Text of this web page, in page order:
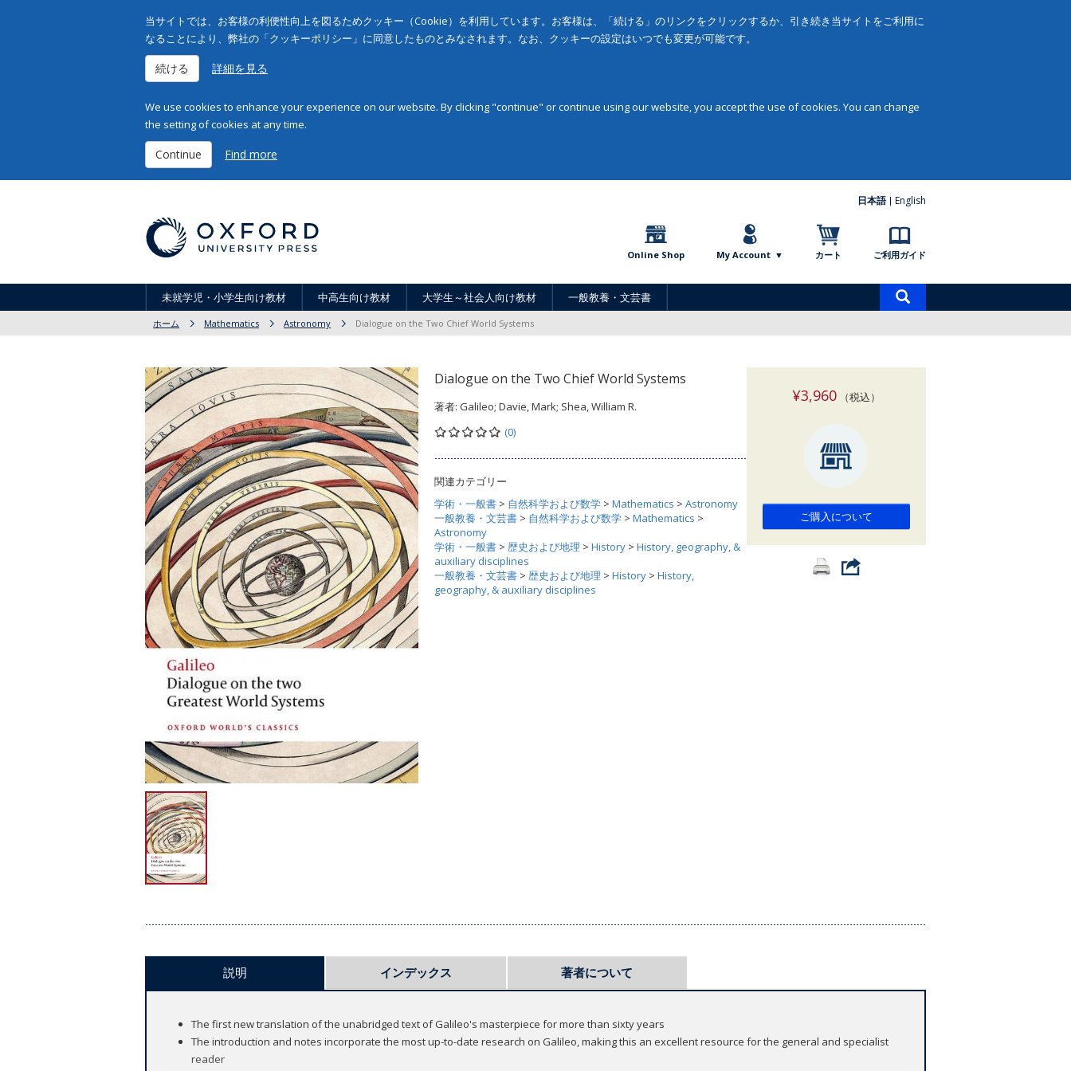
当サイトでは、お客様の利便性向上を図るためクッキー（Cookie）を利用しています。お客様は、「続ける」のリンクをクリックするか、引き続き当サイトをご利用に
なることにより、弊社の「クッキーポリシー」に同意したものとみなされます。なお、クッキーの設定はいつでも変更が可能です。
続ける 詳細を見る
We use cookies to enhance your experience on our website. By clicking "continue" or continue using our website, you accept the use of cookies. You can change
the setting of cookies at any time.
Continue Find more
日本語 English
Online Shop My Account カート ご利用ガイド
未就学児・小学生向け教材 中高生向け教材 大学生～社会人向け教材 一般教養・文芸書
索
ホーム Mathematics Astronomy Dialogue on the Two Chief World Systems
Dialogue on the Two Chief World Systems
著者: Galileo; Davie, Mark; Shea, William R.
(0)
関連カテゴリー
学術・一般書 > 自然科学および数学 > Mathematics > Astronomy
一般教養・文芸書 > 自然科学および数学 > Mathematics >
Astronomy
学術・一般書 > 歴史および地理 > History > History, geography, &
auxiliary disciplines
一般教養・文芸書 > 歴史および地理 > History > History,
geography, & auxiliary disciplines
¥3,960（税込）
ご購入について
説明 インデックス 著者について
The first new translation of the unabridged text of Galileo's masterpiece for more than sixty years
The introduction and notes incorporate the most up-to-date research on Galileo, making this an excellent resource for the general and specialist
reader